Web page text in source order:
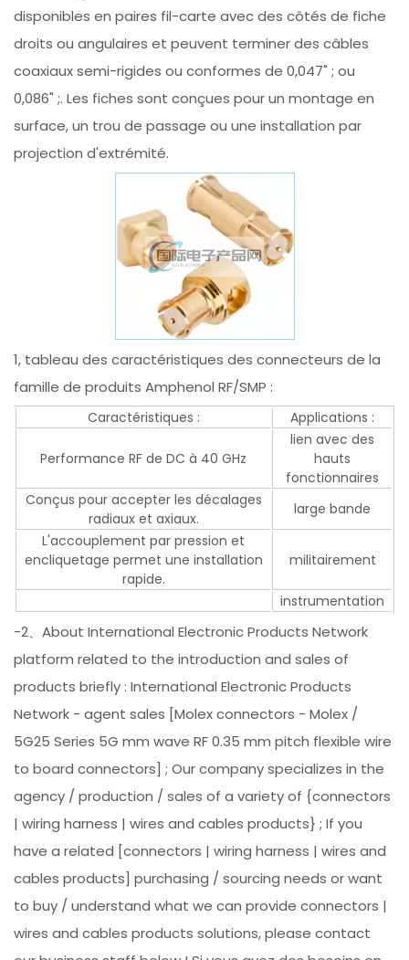
disponibles en paires fil-carte avec des côtés de fiche
droits ou angulaires et peuvent terminer des câbles
coaxiaux semi-rigides ou conformes de 0,047" ; ou
0,086" ;. Les fiches sont conçues pour un montage en
surface, un trou de passage ou une installation par
projection d'extrémité.
1, tableau des caractéristiques des connecteurs de la
famille de produits Amphenol RF/SMP :
Caractéristiques : Applications :
Performance RF de DC à 40 GHz
lien avec des
hauts
fonctionnaires
Conçus pour accepter les décalages
radiaux et axiaux.
large bande
L'accouplement par pression et
encliquetage permet une installation
rapide.
militairement
instrumentation
-2、About International Electronic Products Network
platform related to the introduction and sales of
products briefly : International Electronic Products
Network - agent sales [Molex connectors - Molex /
5G25 Series 5G mm wave RF 0.35 mm pitch flexible wire
to board connectors] ; Our company specializes in the
agency / production / sales of a variety of {connectors
| wiring harness | wires and cables products} ; If you
have a related [connectors | wiring harness | wires and
cables products] purchasing / sourcing needs or want
to buy / understand what we can provide connectors |
wires and cables products solutions, please contact